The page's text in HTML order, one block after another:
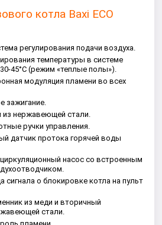
котла Baxi ECO
регулирования подачи воздуха.
температуры в системе
45°С (режим «теплые полы»).
модуляция пламени во всех
зажигание.
из нержавеющей стали.
ручки управления.
датчик протока горячей воды
насос со встроенным
о блокировке котла на пульт
из меди и вторичный
стали.